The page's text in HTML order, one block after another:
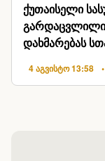
ქუთაისელი
გარდაცვლილი
დახმარებას
4 აგვისტო 13:58